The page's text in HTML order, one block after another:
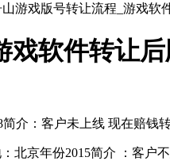
山游戏版号转让流程_游戏软
戏软件转让
：客户未上线 现在赔钱转
京年份2015简介 ：客户不